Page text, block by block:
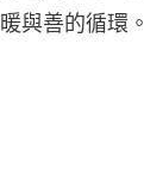
與善的循環。